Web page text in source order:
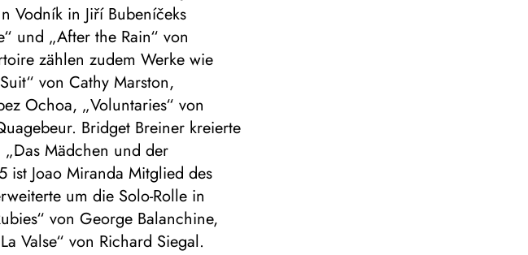
Vodník in Jiří Bubeníčeks
und „After the Rain“ von
zählen zudem Werke wie
von Cathy Marston,
Ochoa, „Voluntaries“ von
Bridget Breiner kreierte
Mädchen und der
ist Joao Miranda Mitglied des
um die Solo-Rolle in
von George Balanchine,
Valse“ von Richard Siegal.